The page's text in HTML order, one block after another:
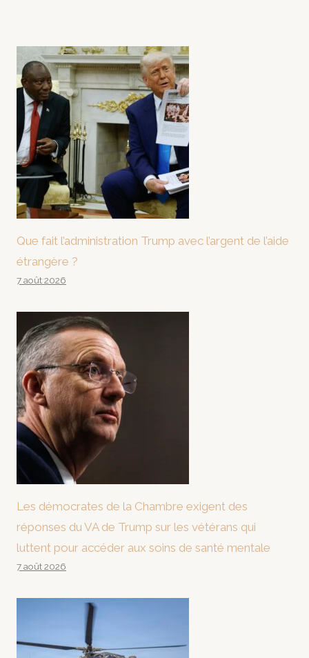
Que fait l’administration Trump avec l’argent de l’aide
étrangère ?
7 août 2026
Les démocrates de la Chambre exigent des
réponses du VA de Trump sur les vétérans qui
luttent pour accéder aux soins de santé mentale
7 août 2026